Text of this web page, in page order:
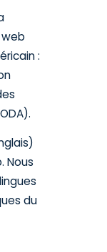
:
Nous
du